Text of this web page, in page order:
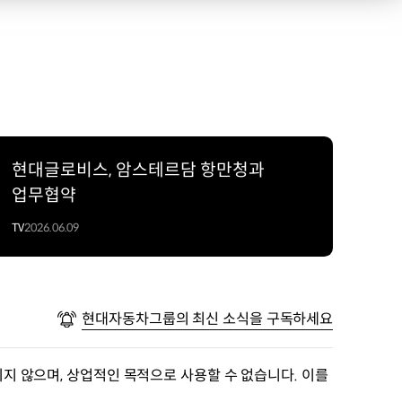
현대글로비스, 암스테르담 항만청과
업무협약
TV2026.06.09
현대자동차그룹의 최신 소식을 구독하세요
않으며, 상업적인 목적으로 사용할 수 없습니다. 이를